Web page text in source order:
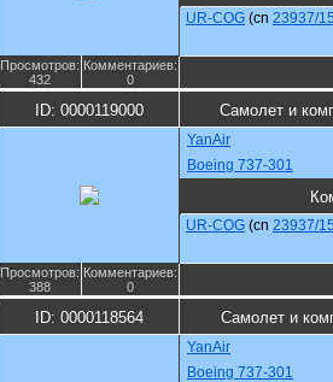
UR-COG (cn 23937/
Просмотров:
432
Комментариев:
0
ID: 0000119000 Самолет и
YanAir
Boeing 737-301
UR-COG (cn 23937/
Просмотров:
388
Комментариев:
0
ID: 0000118564 Самолет и
YanAir
Boeing 737-301